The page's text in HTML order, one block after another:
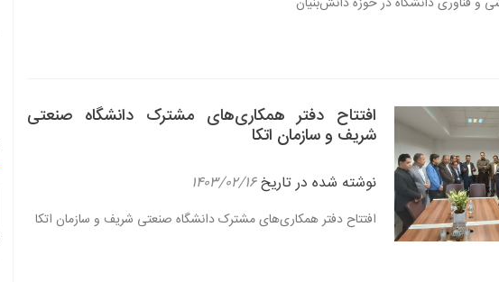
افتتاح دفتر همکاری‌های مشترک دانشگاه صنعتی
شریف و سازمان اتکا
نوشته شده در تاریخ۱۴۰۳/۰۲/۱۶
افتتاح دفتر همکاری‌های مشترک دانشگاه صنعتی شریف و سازمان اتکا